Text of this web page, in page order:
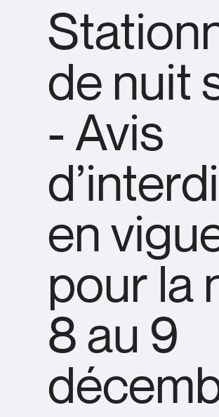
de nuit
- Avis
en
pour la
8 au 9